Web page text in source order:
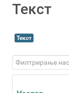
Текст
Текст
Филтрирање